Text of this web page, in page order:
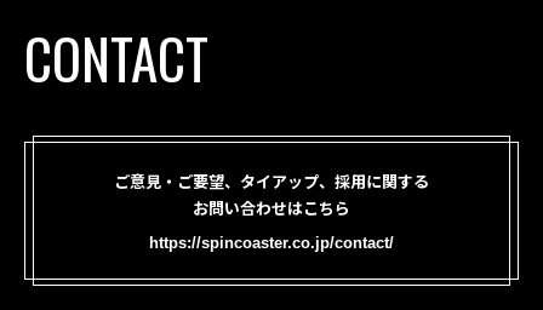
CONTACT
ご意見・ご要望、タイアップ、採用に関する
お問い合わせはこちら
https://spincoaster.co.jp/contact/